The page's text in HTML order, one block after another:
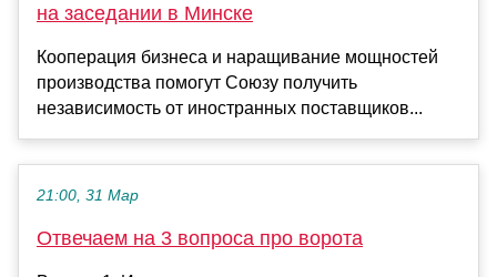
на заседании в Минске
Кооперация бизнеса и наращивание мощностей
производства помогут Союзу получить
независимость от иностранных поставщиков...
21:00, 31 Мар
Отвечаем на 3 вопроса про ворота